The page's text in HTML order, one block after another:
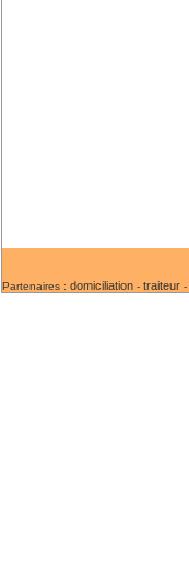
Partenaires : domiciliation - traiteur -